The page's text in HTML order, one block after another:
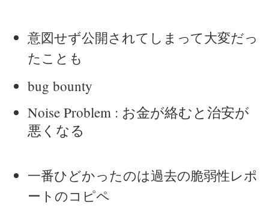
意図せず公開されてしまって大変だっ
たことも
bug bounty
Noise Problem : お金が絡むと治安が
悪くなる
一番ひどかったのは過去の脆弱性レポ
ートのコピペ